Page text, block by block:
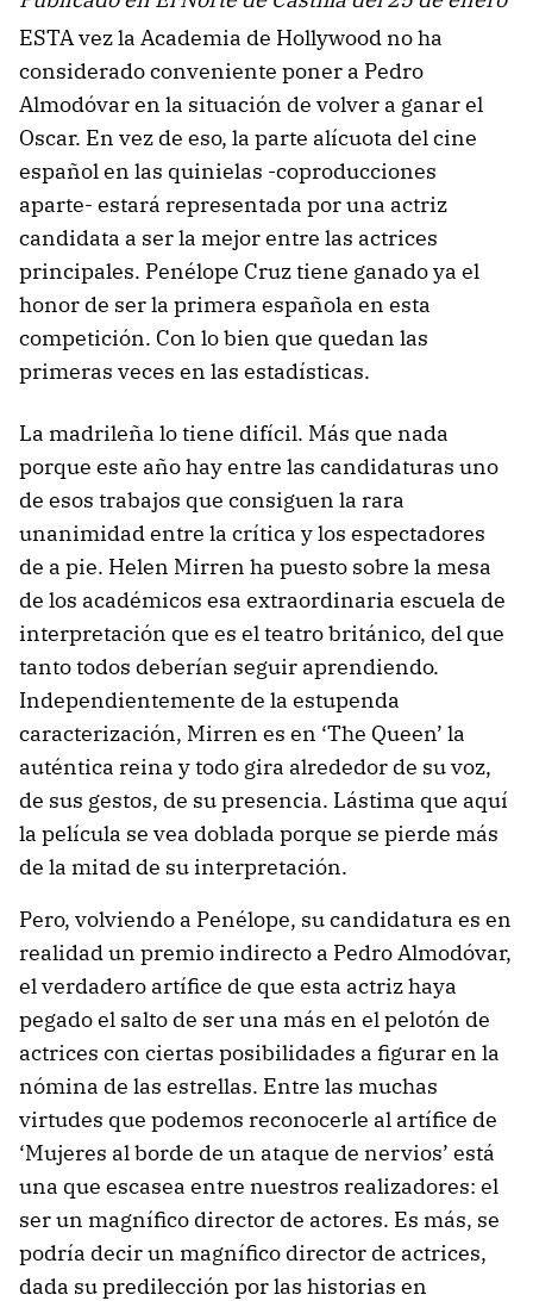
ESTA vez la Academia de Hollywood no ha
considerado conveniente poner a Pedro
Almodóvar en la situación de volver a ganar el
Oscar. En vez de eso, la parte alícuota del cine
español en las quinielas -coproducciones
aparte- estará representada por una actriz
candidata a ser la mejor entre las actrices
principales. Penélope Cruz tiene ganado ya el
honor de ser la primera española en esta
competición. Con lo bien que quedan las
primeras veces en las estadísticas.
La madrileña lo tiene difícil. Más que nada
porque este año hay entre las candidaturas uno
de esos trabajos que consiguen la rara
unanimidad entre la crítica y los espectadores
de a pie. Helen Mirren ha puesto sobre la mesa
de los académicos esa extraordinaria escuela de
interpretación que es el teatro británico, del que
tanto todos deberían seguir aprendiendo.
Independientemente de la estupenda
caracterización, Mirren es en ‘The Queen’ la
auténtica reina y todo gira alrededor de su voz,
de sus gestos, de su presencia. Lástima que aquí
la película se vea doblada porque se pierde más
de la mitad de su interpretación.
Pero, volviendo a Penélope, su candidatura es en
realidad un premio indirecto a Pedro Almodóvar,
el verdadero artífice de que esta actriz haya
pegado el salto de ser una más en el pelotón de
actrices con ciertas posibilidades a figurar en la
nómina de las estrellas. Entre las muchas
virtudes que podemos reconocerle al artífice de
‘Mujeres al borde de un ataque de nervios’ está
una que escasea entre nuestros realizadores: el
ser un magnífico director de actores. Es más, se
podría decir un magnífico director de actrices,
dada su predilección por las historias en